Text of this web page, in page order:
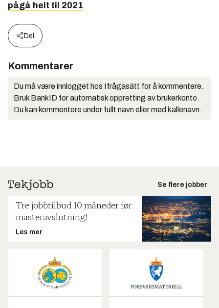
pågå helt til 2021
Del
Kommentarer
Du må være innlogget hos Ifrågasätt for å kommentere.
Bruk BankID for automatisk oppretting av brukerkonto.
Du kan kommentere under fullt navn eller med kallenavn.
Se flere jobber
Tre jobbtilbud 10 måneder før
masteravslutning!
Les mer